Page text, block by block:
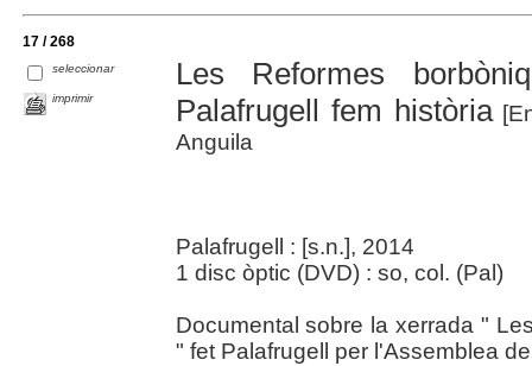
17 / 268
seleccionar
imprimir
Les Reformes
Palafrugell fem història
Anguila
Palafrugell : [s.n.], 2014
1 disc òptic (DVD) : so, col. (Pal)
Documental sobre la xerrada "
" fet Palafrugell per l'Assemblea